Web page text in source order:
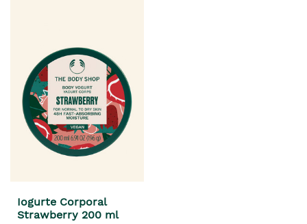
Iogurte Corporal
Strawberry 200 ml